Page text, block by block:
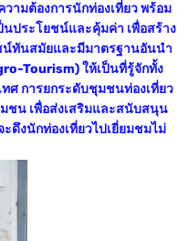
ามต้องการนักท่องเที่ยว พร้อม
ประโยชน์และคุ้มค่า เพื่อสร้าง
ทันสมัยและมีมาตรฐานอันนำ
Tourism) ให้เป็นที่รู้จักทั้ง
ทศ การยกระดับชุมชนท่องเที่ยว
ชน เพื่อส่งเสริมและสนับสนุน
ดึงนักท่องเที่ยวไปเยี่ยมชมไม่